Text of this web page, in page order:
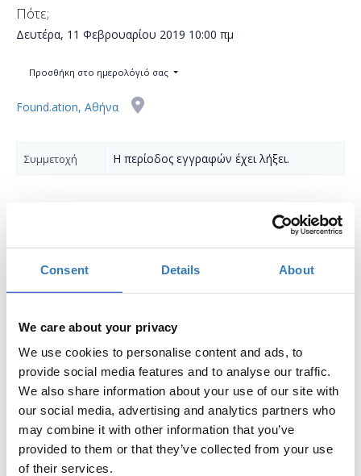
Consent Details About
We care about your privacy
We use cookies to personalise content and ads, to
provide social media features and to analyse our traffic.
We also share information about your use of our site with
our social media, advertising and analytics partners who
may combine it with other information that you’ve
provided to them or that they’ve collected from your use
of their services.
Πότε;
Δευτέρα, 11 Φεβρουαρίου 2019 10:00 πμ
Προσθήκη στο ημερολόγιό σας
Found.ation, Αθήνα
Συμμετοχή Η περίοδος εγγραφών έχει λήξει.
Σε ποιούς απευθύνεται:
να εμβαθύνουν περισσότερο στις δυνατότητες της
Προαπαιτούμενα:Καλή γνώση υπολογιστών.
Παρακολούθηση του σεμιναρίου “Εισαγωγή στην
Python”.
Σύντομη περιγραφή:
Σε αυτόν τον κύκλο μαθημάτων θα εμβαθύνουμε στα